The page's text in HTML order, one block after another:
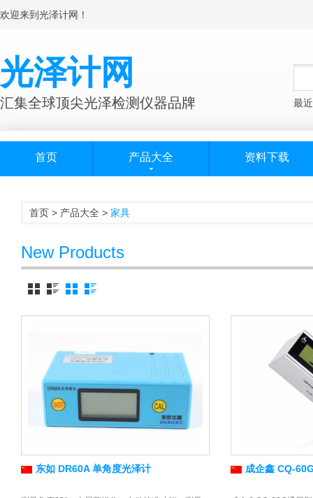
欢迎来到光泽计网！
光泽计网
汇集全球顶尖光泽检测仪器品牌 最
首页 产品大全 资料下载
首页 > 产品大全 > 家具
New Products
东如 DR60A 单角度光泽计 成企鑫 CQ-